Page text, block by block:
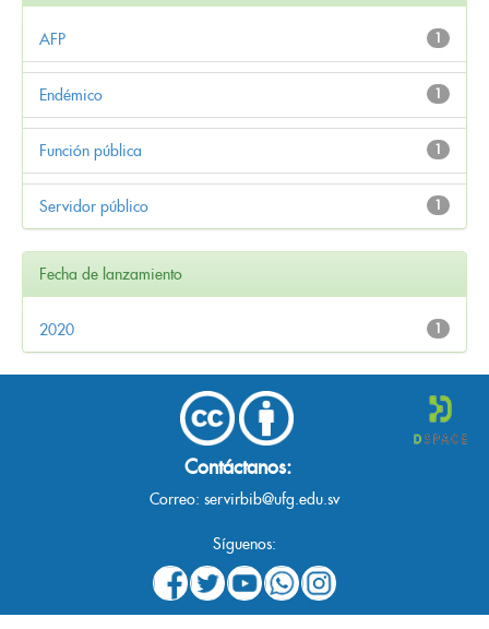
1
AFP
1
Endémico
1
Función pública
1
Servidor público
Fecha de lanzamiento
1
2020
Contáctanos:
Correo: servirbib@ufg.edu.sv
Síguenos: